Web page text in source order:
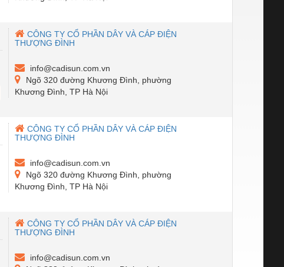
CÔNG TY CỔ PHẦN DÂY VÀ CÁP ĐIỆN
THƯỢNG ĐÌNH
info@cadisun.com.vn
Ngõ 320 đường Khương Đình, phường
Khương Đình, TP Hà Nội
CÔNG TY CỔ PHẦN DÂY VÀ CÁP ĐIỆN
THƯỢNG ĐÌNH
info@cadisun.com.vn
Ngõ 320 đường Khương Đình, phường
Khương Đình, TP Hà Nội
CÔNG TY CỔ PHẦN DÂY VÀ CÁP ĐIỆN
THƯỢNG ĐÌNH
info@cadisun.com.vn